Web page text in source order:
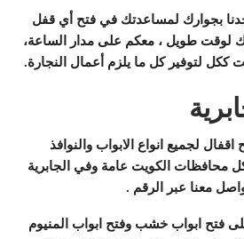
بجوارك لمساعدتك في فتح أي قفل
لوقت طويل ، معكم على مدار الساعة،
ككل لتوفير كل ما يلزم أعمال النجارة.
لجميع انواع الابواب والنوافذ
محافظات الكويت عامة وفي الجابرية
معنا عبر الرقم .
فتح ابواب خشب وفتح ابواب المنيوم